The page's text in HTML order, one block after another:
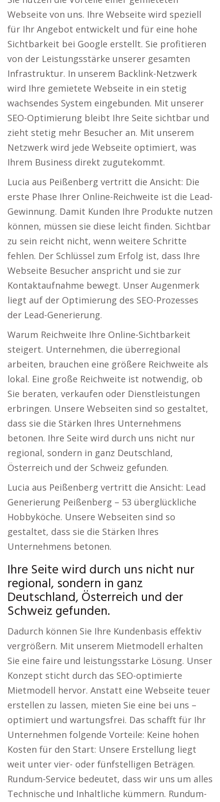
Webseite von uns. Ihre Webseite wird speziell
für Ihr Angebot entwickelt und für eine hohe
Sichtbarkeit bei Google erstellt. Sie profitieren
von der Leistungsstärke unserer gesamten
Infrastruktur. In unserem Backlink-Netzwerk
wird Ihre gemietete Webseite in ein stetig
wachsendes System eingebunden. Mit unserer
SEO-Optimierung bleibt Ihre Seite sichtbar und
zieht stetig mehr Besucher an. Mit unserem
Netzwerk wird jede Webseite optimiert, was
Ihrem Business direkt zugutekommt.
Lucia aus Peißenberg vertritt die Ansicht: Die
erste Phase Ihrer Online-Reichweite ist die Lead-
Gewinnung. Damit Kunden Ihre Produkte nutzen
können, müssen sie diese leicht finden. Sichtbar
zu sein reicht nicht, wenn weitere Schritte
fehlen. Der Schlüssel zum Erfolg ist, dass Ihre
Webseite Besucher anspricht und sie zur
Kontaktaufnahme bewegt. Unser Augenmerk
liegt auf der Optimierung des SEO-Prozesses
der Lead-Generierung.
Warum Reichweite Ihre Online-Sichtbarkeit
steigert. Unternehmen, die überregional
arbeiten, brauchen eine größere Reichweite als
lokal. Eine große Reichweite ist notwendig, ob
Sie beraten, verkaufen oder Dienstleistungen
erbringen. Unsere Webseiten sind so gestaltet,
dass sie die Stärken Ihres Unternehmens
betonen. Ihre Seite wird durch uns nicht nur
regional, sondern in ganz Deutschland,
Österreich und der Schweiz gefunden.
Lucia aus Peißenberg vertritt die Ansicht: Lead
Generierung Peißenberg – 53 überglückliche
Hobbyköche. Unsere Webseiten sind so
gestaltet, dass sie die Stärken Ihres
Unternehmens betonen.
Ihre Seite wird durch uns nicht nur
regional, sondern in ganz
Deutschland, Österreich und der
Schweiz gefunden.
Dadurch können Sie Ihre Kundenbasis effektiv
vergrößern. Mit unserem Mietmodell erhalten
Sie eine faire und leistungsstarke Lösung. Unser
Konzept sticht durch das SEO-optimierte
Mietmodell hervor. Anstatt eine Webseite teuer
erstellen zu lassen, mieten Sie eine bei uns –
optimiert und wartungsfrei. Das schafft für Ihr
Unternehmen folgende Vorteile: Keine hohen
Kosten für den Start: Unsere Erstellung liegt
weit unter vier- oder fünfstelligen Beträgen.
Rundum-Service bedeutet, dass wir uns um alles
Technische und Inhaltliche kümmern. Rundum-